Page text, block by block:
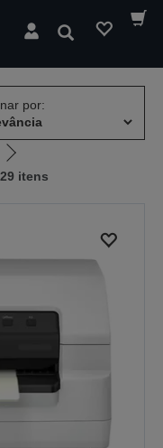
Pesquisar
por:
Ir
paraitens